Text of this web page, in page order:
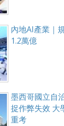
內地AI產業｜
1.2萬億
墨西哥國立自
捉作弊失效 大
重考